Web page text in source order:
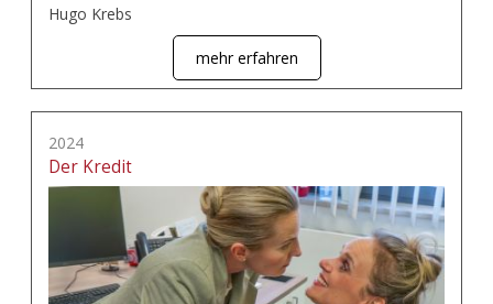
Hugo Krebs
mehr erfahren
2024
Der Kredit